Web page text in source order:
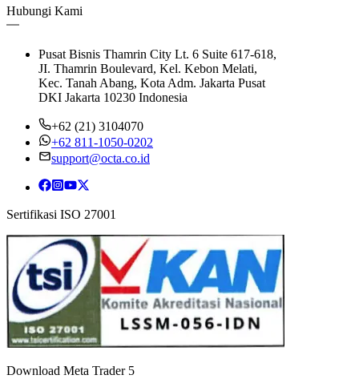
Hubungi Kami
Pusat Bisnis Thamrin City Lt. 6 Suite 617-618,
JI. Thamrin Boulevard, Kel. Kebon Melati,
Kec. Tanah Abang, Kota Adm. Jakarta Pusat
DKI Jakarta 10230 Indonesia
+62 (21) 3104070
+62 811-1050-0202
support@octa.co.id
Sertifikasi ISO 27001
Download Meta Trader 5